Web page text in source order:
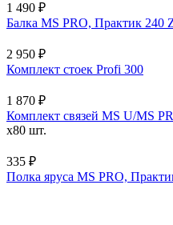
1 490 ₽
Балка MS PRO, Практик 240
2 950 ₽
Комплект стоек Profi 300
1 870 ₽
Комплект связей MS U/MS
x80 шт.
335 ₽
Полка яруса MS PRO,